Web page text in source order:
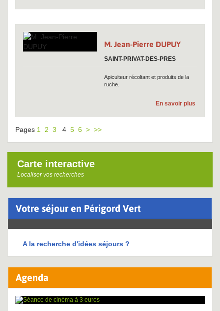
M. Jean-Pierre DUPUY
SAINT-PRIVAT-DES-PRES
Apiculteur récoltant et produits de la
ruche.
En savoir plus
Pages 1 2 3 4 5 6 > >>
Carte interactive
Localiser vos recherches
Votre séjour en Périgord Vert
A la recherche d'idées séjours ?
Agenda